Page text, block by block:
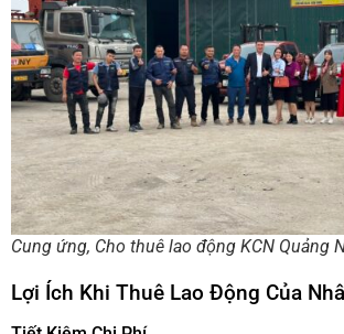
Cung ứng, Cho thuê lao động KCN Quảng
Lợi Ích Khi Thuê Lao Động Của